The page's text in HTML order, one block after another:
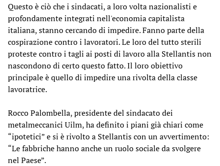
Questo è ciò che i sindacati, a loro volta nazionalisti e
profondamente integrati nell'economia capitalista
italiana, stanno cercando di impedire. Fanno parte della
cospirazione contro i lavoratori. Le loro del tutto sterili
proteste contro i tagli ai posti di lavoro alla Stellantis non
nascondono di certo questo fatto. Il loro obiettivo
principale è quello di impedire una rivolta della classe
lavoratrice.
Rocco Palombella, presidente del sindacato dei
metalmeccanici Uilm, ha definito i piani già chiari come
“ipotetici” e si è rivolto a Stellantis con un avvertimento:
“Le fabbriche hanno anche un ruolo sociale da svolgere
nel Paese”.